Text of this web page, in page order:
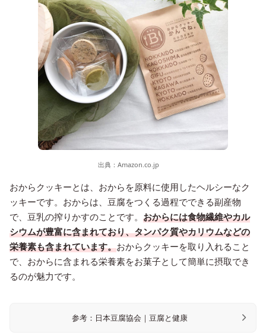
出典： Amazon.co.jp
おからクッキーとは、おからを原料に使用したヘルシーなク
ッキーです。おからは、豆腐をつくる過程でできる副産物
で、豆乳の搾りかすのことです。 おからには食物繊維やカル
シウムが豊富に含まれており、タンパク質やカリウムなどの
栄養素も含まれています。おからクッキーを取り入れること
で、おからに含まれる栄養素をお菓子として簡単に摂取でき
るのが魅力です。
参考：日本豆腐協会｜豆腐と健康